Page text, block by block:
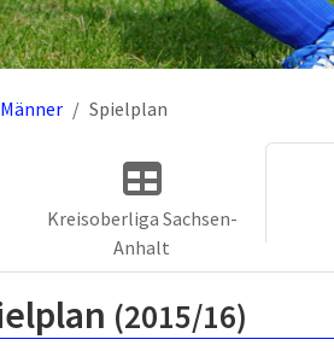
Spielplan
Kreisoberliga Sachsen-
Anhalt
(2015/16)